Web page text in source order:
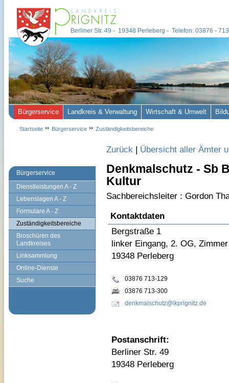
Bürgerservice
Dienstleistungen A - Z
Lebenslagen A - Z
Formulare A - Z
Zuständigkeitsbereiche
Broschüren des
Landkreises
Linksammlung
Online-Dienste
Suche
Zurück | Übersicht aller Ämter
Denkmalschutz - Sb
Kultur
Sachbereichsleiter : Gordon
Kontaktdaten
Bergstraße 1
linker Eingang, 2. OG,
19348 Perleberg
03876 713-129
03876 713-300
denkmalschutz@lkprignitz.de
Postanschrift:
Berliner Str. 49
19348 Perleberg
Berliner Str. 49 - 19348 Perleberg - Telefon: 03876 -
Bürgerservice Landkreis & Verwaltung Wirtschaft & Umwelt
Startseite Bürgerservice Zuständigkeitsbereiche